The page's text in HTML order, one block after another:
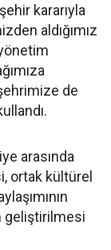
kararıyla
aldığımız
de
arasında
ortak kültürel
geliştirilmesi